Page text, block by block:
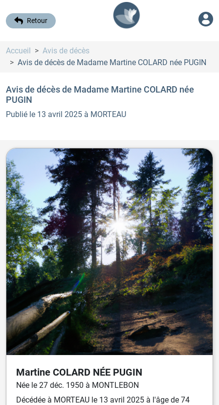
Retour
Accueil
Avis de décès
Avis de décès de Madame Martine COLARD née PUGIN
Avis de décès de Madame Martine COLARD née
PUGIN
Publié le 13 avril 2025 à MORTEAU
Martine COLARD NÉE PUGIN
Née le 27 déc. 1950 à MONTLEBON
Décédée à MORTEAU le 13 avril 2025 à l'âge de 74